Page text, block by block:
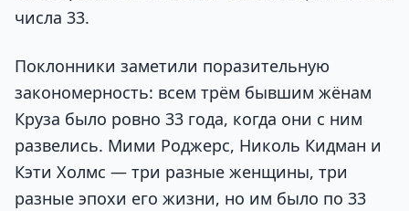
числа 33.
Поклонники заметили поразительную
закономерность: всем трём бывшим жёнам
Круза было ровно 33 года, когда они с ним
развелись. Мими Роджерс, Николь Кидман и
Кэти Холмс — три разные женщины, три
разные эпохи его жизни, но им было по 33